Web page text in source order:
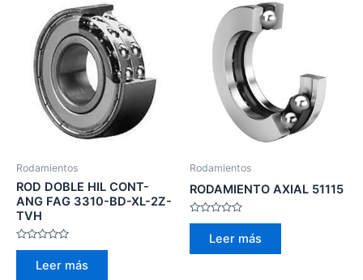
Rodamientos
ROD DOBLE HIL CONT-
ANG FAG 3310-BD-XL-2Z-
TVH
Valorado
Leer más
Rodamientos
RODAMIENTO AXIAL 51115
Valorado
Leer más